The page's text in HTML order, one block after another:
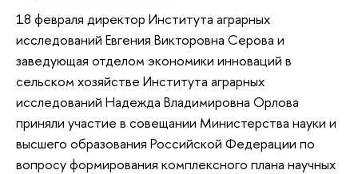
18 февраля директор Института аграрных
исследований Евгения Викторовна Серова и
заведующая отделом экономики инноваций в
сельском хозяйстве Института аграрных
исследований Надежда Владимировна Орлова
приняли участие в совещании Министерства науки и
высшего образования Российской Федерации по
вопросу формирования комплексного плана научных